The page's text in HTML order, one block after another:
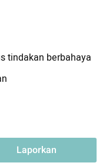
tindakan berbahaya
Laporkan